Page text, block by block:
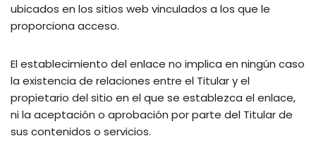
ubicados en los sitios web vinculados a los que le
proporciona acceso.
El establecimiento del enlace no implica en ningún caso
la existencia de relaciones entre el Titular y el
propietario del sitio en el que se establezca el enlace,
ni la aceptación o aprobación por parte del Titular de
sus contenidos o servicios.